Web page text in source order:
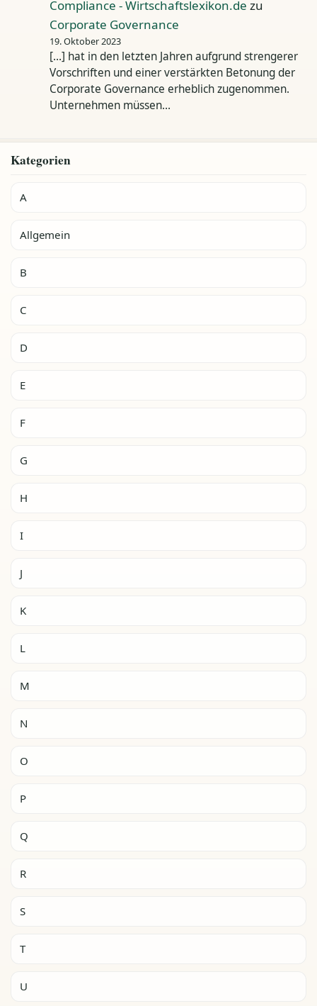
Compliance - Wirtschaftslexikon.de zu
Corporate Governance
19. Oktober 2023
[…] hat in den letzten Jahren aufgrund strengerer
Vorschriften und einer verstärkten Betonung der
Corporate Governance erheblich zugenommen.
Unternehmen müssen…
Kategorien
A
Allgemein
B
C
D
E
F
G
H
I
J
K
L
M
N
O
P
Q
R
S
T
U